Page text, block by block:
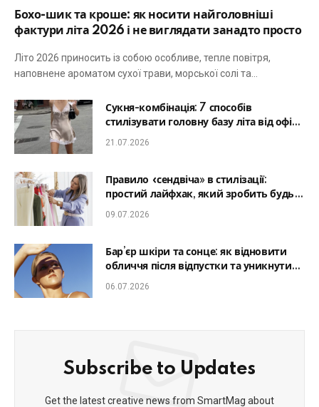
Бохо-шик та кроше: як носити найголовніші
фактури літа 2026 і не виглядати занадто просто
Літо 2026 приносить із собою особливе, тепле повітря,
наповнене ароматом сухої трави, морської солі та…
Сукня-комбінація: 7 способів
стилізувати головну базу літа від офісу
до романтичної вечері
21.07.2026
Правило «сендвіча» в стилізації:
простий лайфхак, який зробить будь-
який образ гармонійним
09.07.2026
Бар’єр шкіри та сонце: як відновити
обличчя після відпустки та уникнути
фотостаріння
06.07.2026
Subscribe to Updates
Get the latest creative news from SmartMag about